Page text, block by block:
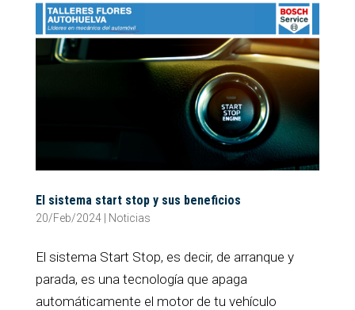
El sistema start stop y sus beneficios
20/Feb/2024| Noticias
El sistema Start Stop, es decir, de arranque y
parada, es una tecnología que apaga
automáticamente el motor de tu vehículo